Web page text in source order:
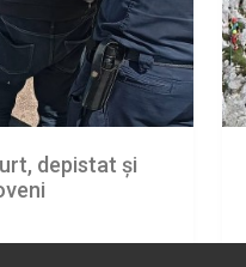
depistat și